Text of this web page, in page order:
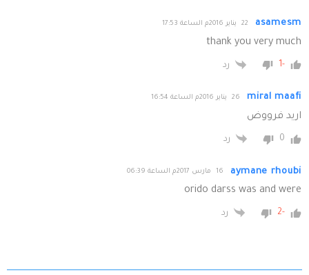
asamesm 22 يناير 2016م الساعة 17:53
thank you very much
-1 رد
miral maafi 26 يناير 2016م الساعة 16:54
اريد فرووض
0 رد
aymane rhoubi 16 مارس 2017م الساعة 06:39
orido darss was and were
-2 رد